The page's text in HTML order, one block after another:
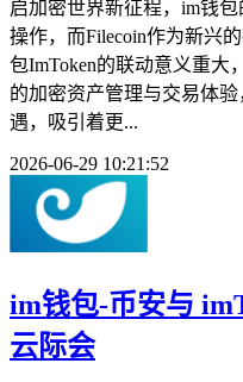
启加密世界新征程，im钱
操作，而Filecoin作为新兴
包ImToken的联动意义重大
的加密资产管理与交易体
遇，吸引着更...
2026-06-29 10:21:52
im钱包-币安与
云际会